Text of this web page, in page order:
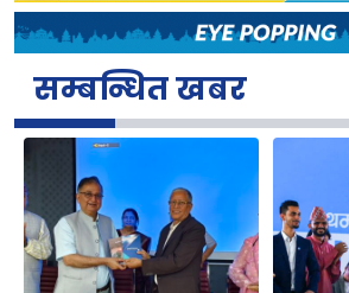
सम्बन्धित खबर